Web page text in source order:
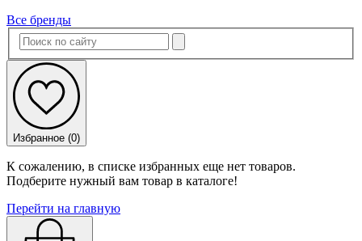
Все бренды
Избранное (0)
К сожалению, в списке избранных еще нет товаров.
Подберите нужный вам товар в каталоге!
Перейти на главную